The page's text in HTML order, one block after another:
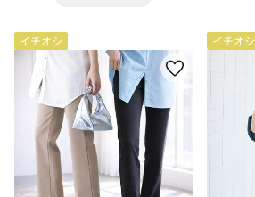
イチオシ イチオシ